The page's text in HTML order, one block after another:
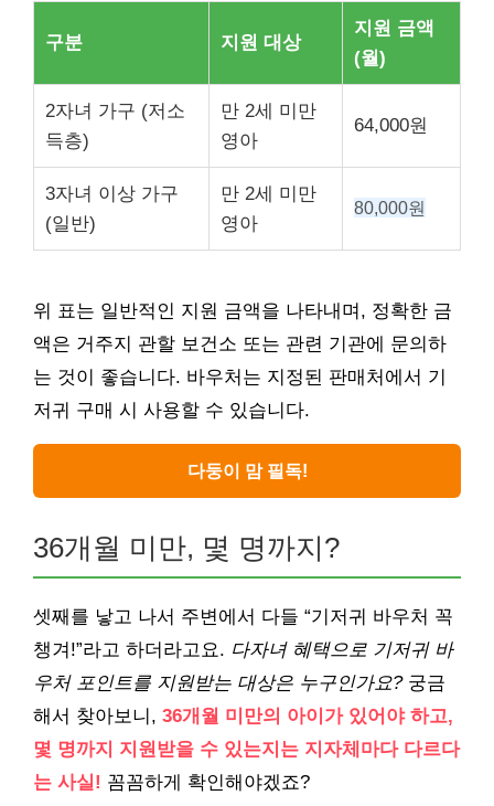
구분 지원 대상
지원 금액
(월)
2자녀 가구 (저소
득층)
만 2세 미만
영아
64,000원
3자녀 이상 가구
(일반)
만 2세 미만
영아
80,000원
위 표는 일반적인 지원 금액을 나타내며, 정확한 금
액은 거주지 관할 보건소 또는 관련 기관에 문의하
는 것이 좋습니다. 바우처는 지정된 판매처에서 기
저귀 구매 시 사용할 수 있습니다.
다둥이 맘 필독!
36개월 미만, 몇 명까지?
셋째를 낳고 나서 주변에서 다들 “기저귀 바우처 꼭
챙겨!”라고 하더라고요. 다자녀 혜택으로 기저귀 바
우처 포인트를 지원받는 대상은 누구인가요?궁금
해서 찾아보니, 36개월 미만의 아이가 있어야 하고,
몇 명까지 지원받을 수 있는지는 지자체마다 다르다
는 사실! 꼼꼼하게 확인해야겠죠?